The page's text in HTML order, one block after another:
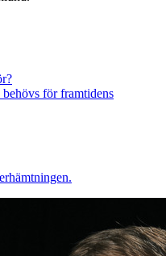
för framtidens